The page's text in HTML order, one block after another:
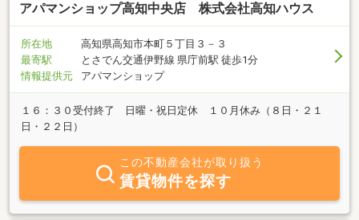
アパマンショップ高知中央店 株式会社高知ハウス
所在地
高知県高知市本町５丁目３－３
最寄駅
とさでん交通伊野線 県庁前駅 徒歩1分
情報提供元
アパマンショップ
１６：３０受付終了 日曜・祝日定休 １０月休み（８日・２１
日・２２日）
この不動産会社が取り扱う
賃貸物件を探す